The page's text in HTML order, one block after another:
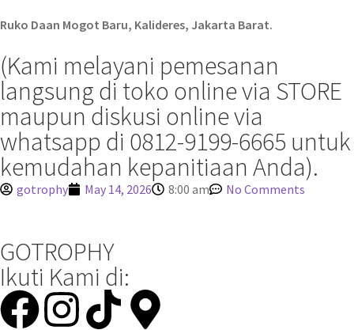
Ruko Daan Mogot Baru, Kalideres, Jakarta Barat.
(Kami melayani pemesanan
langsung di toko online via STORE
maupun diskusi online via
whatsapp di 0812-9199-6665 untuk
kemudahan kepanitiaan Anda).
gotrophy May 14, 2026 8:00 am No Comments
GOTROPHY
Ikuti Kami di: